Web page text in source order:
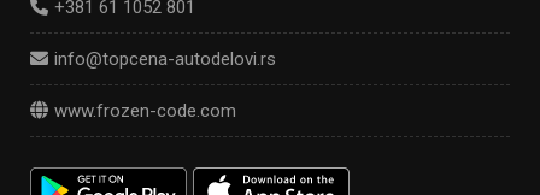
+381 61 1052 801
info@topcena-autodelovi.rs
www.frozen-code.com